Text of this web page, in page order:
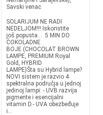
Savski venac
SOLARIJUM NE RADI
NEDELJOM!!! Iskoristite
još popusta... 5 MIN DO
ČOKOLADNE
BOJE (CHOCOLAT BROWN
LAMPE, PREMIUM Royal
Gold, HYBRID
LAMPE)Šta su Hybrid lampe?
NOVI sistem je razvio 4
spektralna područja u jednoj
jedinoj lampi: - UVB razvija
pigmente i esencijalni
vitamin D.- UVA obezbeđuje
i...